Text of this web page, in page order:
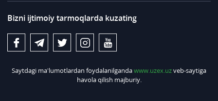
Bizni ijtimoiy tarmoqlarda kuzating
Saytdagi ma'lumotlardan foydalanilgandawww.uzex.uzveb-saytiga
havola qilish majburiy.